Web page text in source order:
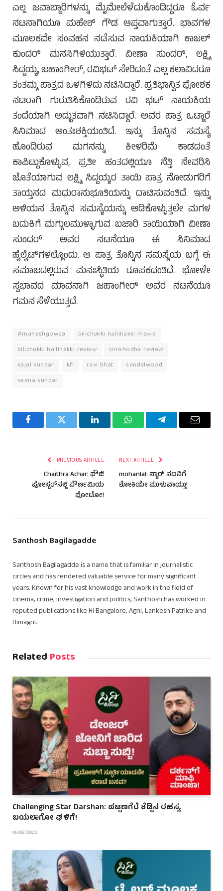
ಎಲ್ಲ ಜವಾಬ್ದಾರಿಗಳನ್ನು ಮೈಮೇಲೆಳೆದುಕೊಂಡಿದ್ದರೂ ಓರ್ವ
ನಟನಾಗಿಯೂ ಮಹೇಶ್ ಗೌಡ ಆಪ್ತವಾಗುತ್ತಾರೆ. ಭಾವಗಳ
ಮೂಲಕವೇ ಸಂವಹನ ನಡೆಸುವ ನಾಯಕಿಯಾಗಿ ಕಾಜಲ್
ಕುಂದರ್ ಮನಸಿಗಿಳಿಯುತ್ತಾರೆ. ವೀಣಾ ಸುಂದರ್, ಲಕ್ಷ್ಮಿ
ಸಿದ್ದಯ್ಯ, ಜಹಾಂಗೀರ್, ರವಿಭಟ್ ಸೇರಿದಂತೆ ಎಲ್ಲ ಕಲಾವಿದರೂ
ತಂತಮ್ಮ ಪಾತ್ರದ ಒಳಗಿಳಿದು ನಟಿಸಿದ್ದಾರೆ. ಪ್ರತಿಭಾನ್ವಿತ ಪೋಶಕ
ನಟರಾಗಿ ಗುರುತಿಸಿಕೊಂಡಿರುವ ರವಿ ಭಟ್ ನಾಯಕಿಯ
ತಂದೆಯಾಗಿ ಅದ್ಭುತವಾಗಿ ನಟಿಸಿದ್ದಾರೆ. ಅವರ ಪಾತ್ರ ಒಟ್ಟಾರೆ
ಸಿನಿಮಾದ ಅಂತಃಶಕ್ತಿಯಂತಿದೆ. ಇನ್ನು ತೊನ್ನಿನ ಸಮಸ್ಯೆ
ಹೊಂದಿರುವ ಮಗನನ್ನು ಕೀಳರಿಮೆ ಕಾಡದಂತೆ
ಕಾಪಿಟ್ಟುಕೊಳ್ಳುವ, ಪ್ರತೀ ಹಂತದಲ್ಲಿಯೂ ನೆತ್ತಿ ನೇವರಿಸಿ
ಜೊತೆಯಾಗುವ ಲಕ್ಷ್ಮಿ ಸಿದ್ದಯ್ಯರ ತಾಯಿ ಪಾತ್ರ ನೋಡುಗರಿಗೆ
ತಾಯ್ತನದ ಮಧುರಾನುಭೂತಿಯನ್ನು ದಾಟಿಸುವಂತಿದೆ. ಇನ್ನು
ಅಳಿಯನ ತೊನ್ನಿನ ಸಮಸ್ಯೆಯನ್ನು ಆಡಿಕೊಳ್ಳುತ್ತಲೇ ಮಗಳ
ಬದುಕಿಗೆ ಮಗ್ಗುಲಮುಳ್ಳಾಗುವ ಬಜಾರಿ ತಾಯಿಯಾಗಿ ವೀಣಾ
ಸುಂದರ್ ಅವರ ನಟನೆಯೂ ಈ ಸಿನಿಮಾದ
ಹೈಲೈಟ್‌ಗಳಲ್ಲೊಂದು. ಆ ಪಾತ್ರ ತೊನ್ನಿನ ಸಮಸ್ಯೆಯ ಬಗ್ಗೆ ಈ
ಸಮಾಜದಲ್ಲಿರುವ ಮನಃಸ್ಥಿತಿಯ ರೂಪಕದಂತಿದೆ. ಭೋಳೇ
ಸ್ವಭಾವದ ಮಾವನಾಗಿ ಜಹಾಂಗೀರ್ ಅವರ ನಟನೆಯೂ
ಗಮನ ಸೆಳೆಯುತ್ತದೆ.
#maheshgowda
bilichukki hallihakki movie
bilichukki hallihakki review
cinishodha review
kajal kundar
kfi ravi bhat
sandalwood
veena sundar
FacebookTwitter LinkedInWhatsAppTelegramEmail
PREVIOUS ARTICLE
Chaithra Achar: ಫೌಜಿ
ಪೋಸ್ಟರ್‌ನಲ್ಲಿ ಪೌರ್ಣಮಿಯ
ಫೋಟೋ!
NEXT ARTICLE
mohanlal: ಸ್ಟಾರ್ ನಟನಿಗೆ
ಶೋಕಿಯೇ ಮುಳುವಾಯ್ತು!
Santhosh Bagilagadde
Santhosh Bagilagadde is a name that is familiar in journalistic
circles and has rendered valuable service for many significant
years. Known for his vast knowledge and work in the field of
cinema, crime, investigation and politics, Santhosh has worked in
reputed publications like Hi Bangalore, Agni, Lankesh Patrike and
Himagni.
Related Posts
Challenging Star Darshan: ಪಟ್ಟಣಗೆರೆ ಶೆಡ್ಡಿನ ರಹಸ್ಯ
ಬಯಲಾಗೋ ಘಳಿಗೆ!
06/08/2026